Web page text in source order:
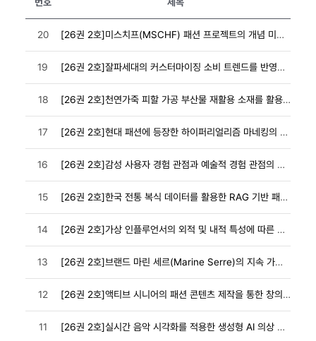
20 [26권 2호]미스치프(MSCHF) 패션 프로젝트의 개념 미술적 특성
19 [26권 2호]잘파세대의 커스터마이징 소비 트렌드를 반영한 키치 패션 아이템 연구
18 [26권 2호]천연가죽 피할 가공 부산물 재활용 소재를 활용한 신발 제작 연구-3D 프린팅을 활용한 웰...
17 [26권 2호]현대 패션에 등장한 하이퍼리얼리즘 마네킹의 유형과 의미-시뮬라시옹 관점을 중심으로-
16 [26권 2호]감성 사용자 경험 관점과 예술적 경험 관점의 병렬 적용을 통한 디지털 패션 커뮤니케이션...
15 [26권 2호]한국 전통 복식 데이터를 활용한 RAG 기반 패션 디자인 AI 에이전트
14 [26권 2호]가상 인플루언서의 외적 및 내적 특성에 따른 호감도 분석-비네트 연구 방법을 중심으로-
13 [26권 2호]브랜드 마린 세르(Marine Serre)의 지속 가능한 패션 디자인의 조형적 특성
12 [26권 2호]액티브 시니어의 패션 콘텐츠 제작을 통한 창의적 노화
11 [26권 2호]실시간 음악 시각화를 적용한 생성형 AI 의상 디자인 연구